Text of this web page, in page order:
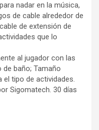
nadar en la música,
de cable alrededor de
de extensión de
que lo
al jugador con las
baño; Tamaño
el tipo de actividades.
Sigomatech. 30 días